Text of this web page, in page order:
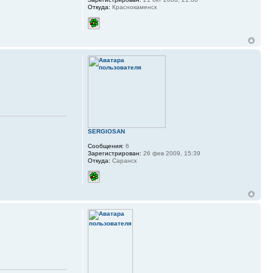
Откуда: Краснокаменск
SERGIOSAN
Сообщения: 6
Зарегистрирован: 26 фев 2009, 15:39
Откуда: Саранск